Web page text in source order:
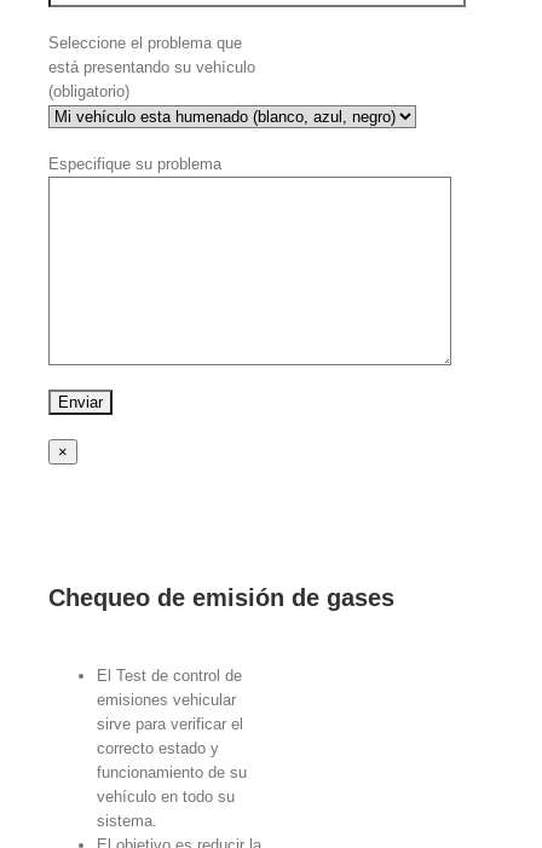
Seleccione el problema que
está presentando su vehículo
(obligatorio)
Especifique su problema
×
Chequeo de emisión de gases
El Test de control de
emisiones vehicular
sirve para verificar el
correcto estado y
funcionamiento de su
vehículo en todo su
sistema.